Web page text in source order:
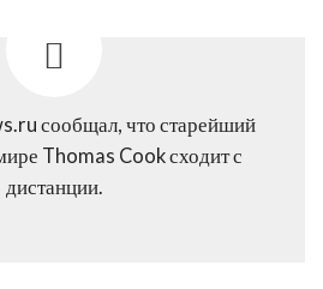
сообщал, что старейший
Thomas Cook сходит с
дистанции.